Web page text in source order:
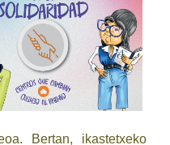
Bertan, ikastetxeko